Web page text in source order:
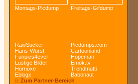
Montags-Picdump Freitags-Gifdump
RawSucker
Picdumps.com
Hans-Wurst
Cartoonland
Funpics4ever
Hopeman
Lustige Bilder
Emok.tv
Hornoxe
Trendmutti
Eblogx
Babonaut
:: Zum Partner-Bereich